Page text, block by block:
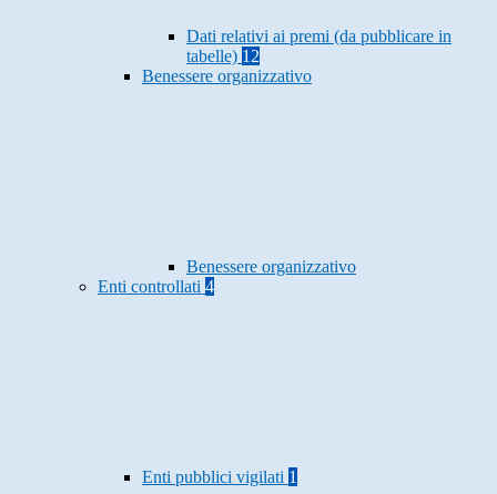
Dati relativi ai premi (da pubblicare in
tabelle) 12
Benessere organizzativo
Benessere organizzativo
Enti controllati 4
Enti pubblici vigilati 1